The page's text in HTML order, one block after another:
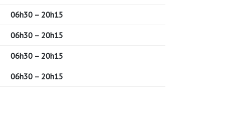
06h30 – 20h15
06h30 – 20h15
06h30 – 20h15
06h30 – 20h15